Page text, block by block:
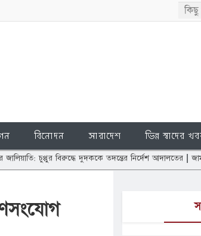
বিনোদন সারাদেশ ভিন্ন স্বাদের
বিরুদ্ধে দুদককে তদন্তের নির্দেশ আদালতের|জামায়াত